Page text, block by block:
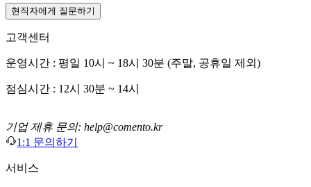
현직자에게 질문하기
고객센터
운영시간 : 평일 10시 ~ 18시 30분 (주말, 공휴일 제외)
점심시간 : 12시 30분 ~ 14시
기업 제휴 문의: help@comento.kr
1:1 문의하기
서비스